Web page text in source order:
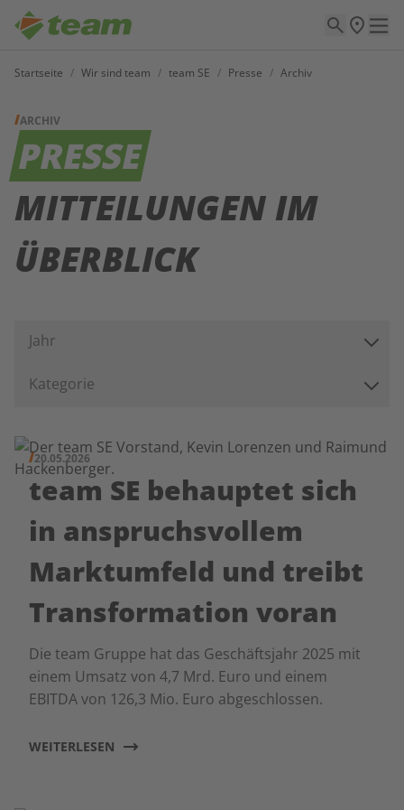
Startseite / Wir sind team / team SE / Presse / Archiv
ARCHIV
PRESSE
MITTEILUNGEN IM
ÜBERBLICK
Jahr
Kategorie
20.05.2026
team SE behauptet sich
in anspruchsvollem
Marktumfeld und treibt
Transformation voran
Die team Gruppe hat das Geschäftsjahr 2025 mit
einem Umsatz von 4,7 Mrd. Euro und einem
EBITDA von 126,3 Mio. Euro abgeschlossen.
WEITERLESEN